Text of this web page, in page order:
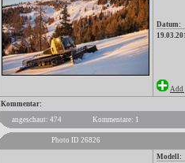
Datum:
Add
Kommentar:
angeschaut: 474
Kommentare: 1
Photo ID 26826
Modell: